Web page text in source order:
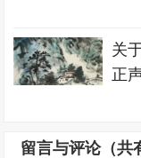
关
正
留言与评论（共